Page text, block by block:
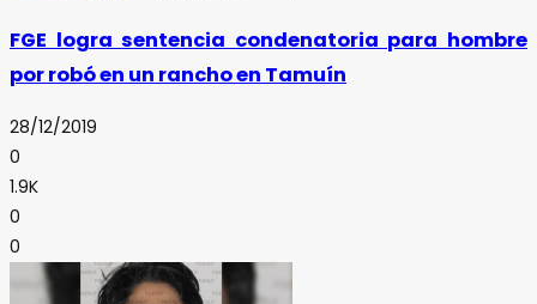
FGE logra sentencia condenatoria para hombre
por robó en un rancho en Tamuín
28/12/2019
0
1.9K
0
0